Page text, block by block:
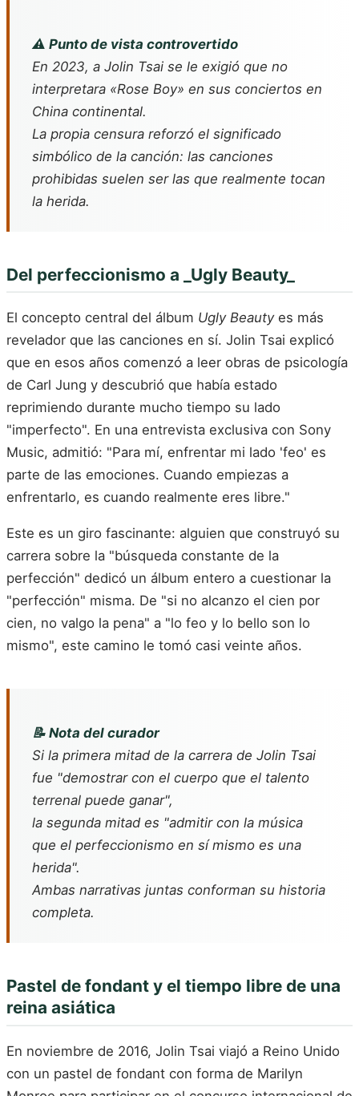
⚠️ Punto de vista controvertido
En 2023, a Jolin Tsai se le exigió que no
interpretara «Rose Boy» en sus conciertos en
China continental.
La propia censura reforzó el significado
simbólico de la canción: las canciones
prohibidas suelen ser las que realmente tocan
la herida.
Del perfeccionismo a _Ugly Beauty_
El concepto central del álbum Ugly Beautyes más
revelador que las canciones en sí. Jolin Tsai explicó
que en esos años comenzó a leer obras de psicología
de Carl Jung y descubrió que había estado
reprimiendo durante mucho tiempo su lado
"imperfecto". En una entrevista exclusiva con Sony
Music, admitió: "Para mí, enfrentar mi lado 'feo' es
parte de las emociones. Cuando empiezas a
enfrentarlo, es cuando realmente eres libre."
Este es un giro fascinante: alguien que construyó su
carrera sobre la "búsqueda constante de la
perfección" dedicó un álbum entero a cuestionar la
"perfección" misma. De "si no alcanzo el cien por
cien, no valgo la pena" a "lo feo y lo bello son lo
mismo", este camino le tomó casi veinte años.
📝 Nota del curador
Si la primera mitad de la carrera de Jolin Tsai
fue "demostrar con el cuerpo que el talento
terrenal puede ganar",
la segunda mitad es "admitir con la música
que el perfeccionismo en sí mismo es una
herida".
Ambas narrativas juntas conforman su historia
completa.
Pastel de fondant y el tiempo libre de una
reina asiática
En noviembre de 2016, Jolin Tsai viajó a Reino Unido
con un pastel de fondant con forma de Marilyn